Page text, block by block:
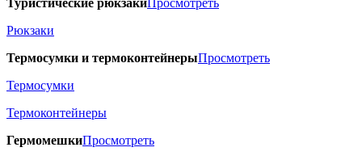
Туристические рюкзакиПросмотреть
Рюкзаки
Термосумки и термоконтейнерыПросмотреть
Термосумки
Термоконтейнеры
ГермомешкиПросмотреть